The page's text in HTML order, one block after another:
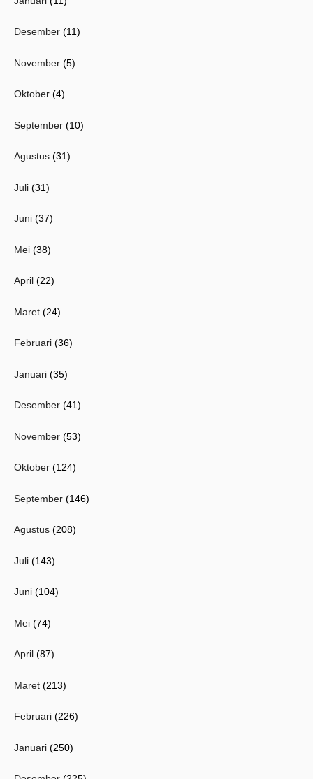
Desember (11)
November (5)
Oktober (4)
September (10)
Agustus (31)
Juli (31)
Juni (37)
Mei (38)
April (22)
Maret (24)
Februari (36)
Januari (35)
Desember (41)
November (53)
Oktober (124)
September (146)
Agustus (208)
Juli (143)
Juni (104)
Mei (74)
April (87)
Maret (213)
Februari (226)
Januari (250)